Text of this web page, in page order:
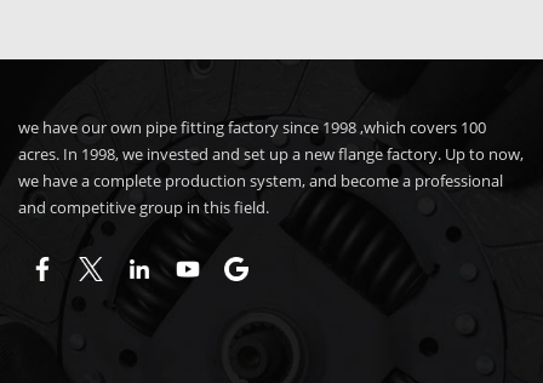
we have our own pipe fitting factory since 1998 ,which covers 100
acres. In 1998, we invested and set up a new flange factory. Up to now,
we have a complete production system, and become a professional
and competitive group in this field.